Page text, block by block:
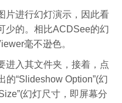
片进行幻灯演示，因此看
少的。相比ACDSee的幻
毫不逊色。
进入其文件夹，接着，点
的“Slideshow Option”(幻
幻灯尺寸，即屏幕分